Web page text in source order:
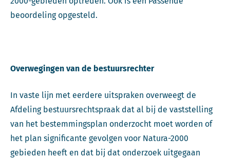
beoordeling opgesteld.
Overwegingen van de bestuursrechter
In vaste lijn met eerdere uitspraken overweegt de
Afdeling bestuursrechtspraak dat al bij de vaststelling
van het bestemmingsplan onderzocht moet worden of
het plan significante gevolgen voor Natura-2000
gebieden heeft en dat bij dat onderzoek uitgegaan